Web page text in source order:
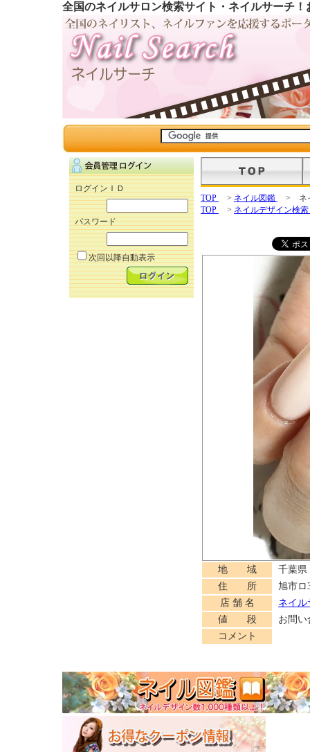
全国のネイルサロン検索サイト・ネイルサーチ
ログインＩＤ
パスワード
次回以降自動表示
TOP > ネイル図鑑
> ネ
TOP
> ネイルデザイン検索
地 域
千葉県
住 所
旭市ロ
店 舗 名
ネイ
値 段
お問い
コメント